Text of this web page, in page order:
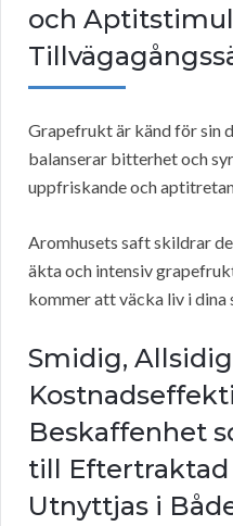
och
Grapefrukt är känd för sin
balanserar bitterhet och
uppfriskande och
Aromhusets saft skildrar
äkta och intensiv
kommer att väcka liv i dina
Smidig,
Beskaffenhet
till
Utnyttjas i